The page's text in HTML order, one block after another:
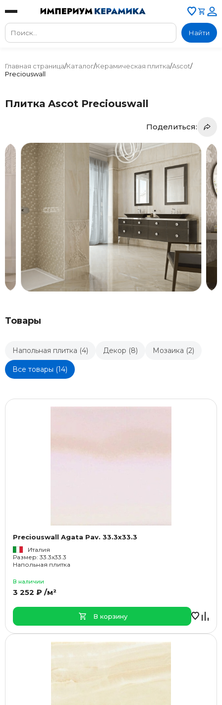
Найти
Главная страница/Каталог/Керамическая плитка/Ascot/
Preciouswall
Плитка Ascot Preciouswall
Поделиться:
Товары
Напольная плитка (4) Декор (8) Мозаика (2)
Все товары (14)
Preciouswall Agata Pav. 33.3x33.3
Италия
Размер: 33.3x33.3
Напольная плитка
В наличии
3 252 ₽ /м²
В корзину